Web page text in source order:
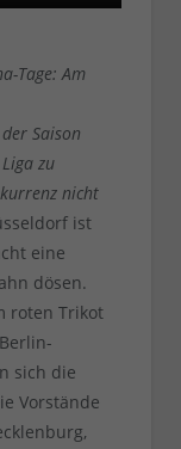
Tage: Am
Saison
zu
nicht
ist
eine
dösen.
roten Trikot
sich die
Vorstände